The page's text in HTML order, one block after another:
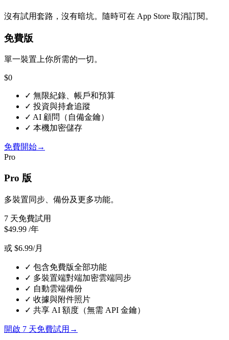
沒有試用套路，沒有暗坑。隨時可在 App Store 取消訂閱。
免費版
單一裝置上你所需的一切。
$0
✓ 無限紀錄、帳戶和預算
✓ 投資與持倉追蹤
✓ AI 顧問（自備金鑰）
✓ 本機加密儲存
免費開始→
Pro
Pro 版
多裝置同步、備份及更多功能。
7 天免費試用
$49.99 /年
或 $6.99/月
✓ 包含免費版全部功能
✓ 多裝置端對端加密雲端同步
✓ 自動雲端備份
✓ 收據與附件照片
✓ 共享 AI 額度（無需 API 金鑰）
開啟 7 天免費試用 →